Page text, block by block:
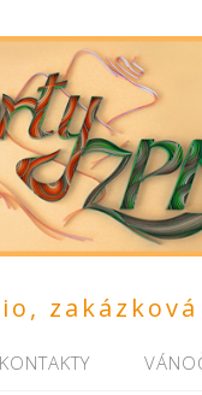
KONTAKTY